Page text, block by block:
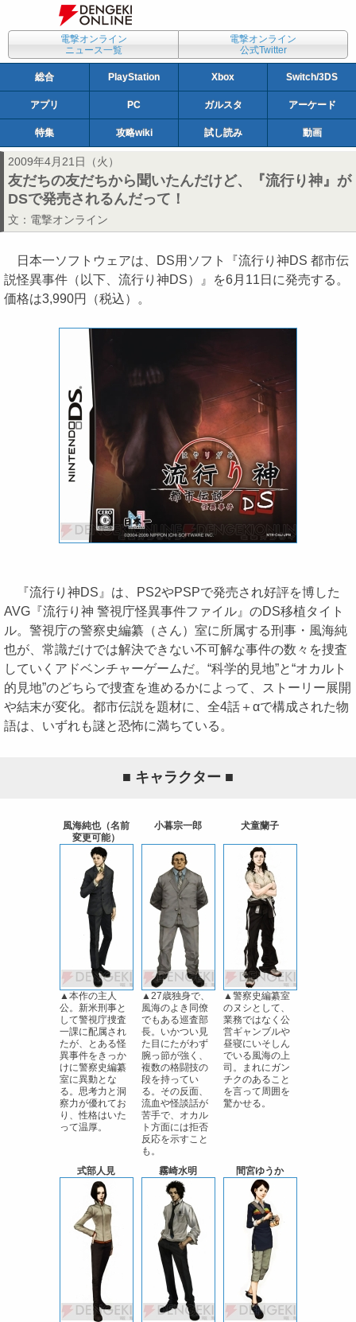
電撃オンライン
ニュース一覧
電撃オンライン
公式Twitter
総合 PlayStation Xbox Switch/3DS
アプリ PC ガルスタ アーケード
特集 攻略wiki 試し読み 動画
2009年4月21日（火）
友だちの友だちから聞いたんだけど、『流行り神』が
DSで発売されるんだって！
文： 電撃オンライン
日本一ソフトウェアは、DS用ソフト『流行り神DS 都市伝
説怪異事件（以下、流行り神DS）』を6月11日に発売する。
価格は3,990円（税込）。
『流行り神DS』は、PS2やPSPで発売され好評を博した
AVG『流行り神 警視庁怪異事件ファイル』のDS移植タイト
ル。警視庁の警察史編纂（さん）室に所属する刑事・風海純
也が、常識だけでは解決できない不可解な事件の数々を捜査
していくアドベンチャーゲームだ。“科学的見地”と“オカルト
的見地”のどちらで捜査を進めるかによって、ストーリー展開
や結末が変化。都市伝説を題材に、全4話＋αで構成された物
語は、いずれも謎と恐怖に満ちている。
■ キャラクター ■
風海純也（名前
変更可能）
小暮宗一郎 犬童蘭子
▲本作の主人
公。新米刑事と
して警視庁捜査
一課に配属され
たが、とある怪
異事件をきっか
けに警察史編纂
室に異動とな
る。思考力と洞
察力が優れてお
り、性格はいた
って温厚。
▲27歳独身で、
風海のよき同僚
でもある巡査部
長。いかつい見
た目にたがわず
腕っ節が強く、
複数の格闘技の
段を持ってい
る。その反面、
流血や怪談話が
苦手で、オカル
ト方面には拒否
反応を示すこと
も。
▲警察史編纂室
のヌシとして、
業務ではなく公
営ギャンブルや
昼寝にいそしん
でいる風海の上
司。まれにガン
チクのあること
を言って周囲を
驚かせる。
式部人見 霧崎水明 間宮ゆうか